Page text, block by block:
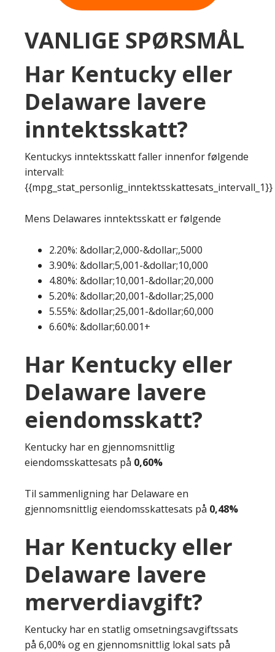
VANLIGE SPØRSMÅL
Har Kentucky eller
Delaware lavere
inntektsskatt?
Kentuckys inntektsskatt faller innenfor følgende
intervall:
{{mpg_stat_personlig_inntektsskattesats_intervall_1}}
Mens Delawares inntektsskatt er følgende
2.20%: &dollar;2,000-&dollar;,5000
3.90%: &dollar;5,001-&dollar;10,000
4.80%: &dollar;10,001-&dollar;20,000
5.20%: &dollar;20,001-&dollar;25,000
5.55%: &dollar;25,001-&dollar;60,000
6.60%: &dollar;60.001+
Har Kentucky eller
Delaware lavere
eiendomsskatt?
Kentucky har en gjennomsnittlig
eiendomsskattesats på 0,60%
Til sammenligning har Delaware en
gjennomsnittlig eiendomsskattesats på 0,48%
Har Kentucky eller
Delaware lavere
merverdiavgift?
Kentucky har en statlig omsetningsavgiftssats
på 6,00% og en gjennomsnittlig lokal sats på